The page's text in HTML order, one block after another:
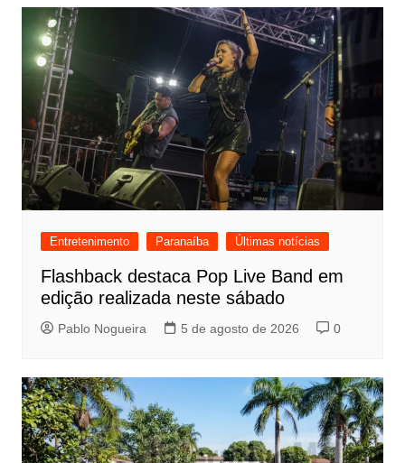
Entretenimento Paranaíba Últimas notícias
Flashback destaca Pop Live Band em
edição realizada neste sábado
Pablo Nogueira 5 de agosto de 2026 0